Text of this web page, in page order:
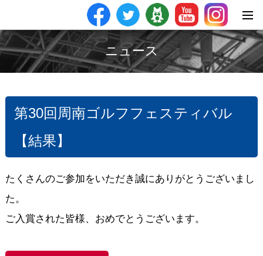
ニュース
第30回周南ゴルフフェスティバル
【結果】
たくさんのご参加をいただき誠にありがとうございまし
た。
ご入賞された皆様、おめでとうございます。